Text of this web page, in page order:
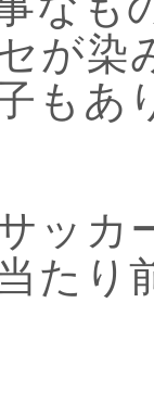
が染
もあ
ッカ
たり